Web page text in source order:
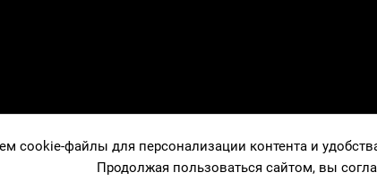
cookie-файлы для персонализации контента и
Продолжая пользоваться сайтом, вы